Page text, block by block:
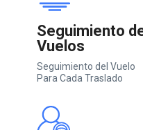
Seguimiento
Vuelos
Seguimiento del Vuelo
Para Cada Traslado